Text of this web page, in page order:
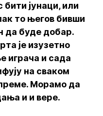
јунаци, или
то његов бивши
да буде добар.
је изузетно
играча и сада
на сваком
Морамо да
и и вере.